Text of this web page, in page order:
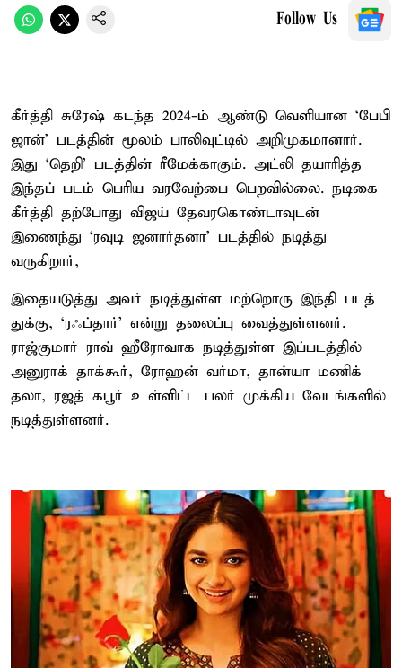
Follow Us
கீர்த்தி சுரேஷ் கடந்த 2024-ம் ஆண்டு வெளியான ‘பேபி
ஜான்’ படத்தின் மூலம் பாலிவுட்டில் அறிமுகமானார்.
இது ‘தெறி’ படத்​தின் ரீமேக்​காகும். அட்லி தயாரித்த
இந்​தப் படம் பெரிய வரவேற்பை பெற​வில்​லை. நடிகை
கீர்த்தி தற்போது விஜய் தேவரகொண்டாவுடன்
இணைந்து ‘ரவுடி ஜனார்தனா’ படத்தில் நடித்து
வருகிறார்,
இதையடுத்து அவர் நடித்​துள்ள மற்​றொரு இந்தி படத்​
துக்​கு, ‘ரஃப்​தார்’ என்று தலைப்பு வைத்​துள்​ளனர்.
ராஜ்கு​மார் ராவ் ஹீரோவாக நடித்​துள்ள இப்​படத்​தில்
அனு​ராக் தாக்​கூர், ரோஹன் வர்​மா, தான்யா மணிக்​
தலா, ரஜத் கபூர் உள்​ளிட்ட பலர் முக்​கிய வேடங்​களில்
நடித்​துள்​ளனர்.